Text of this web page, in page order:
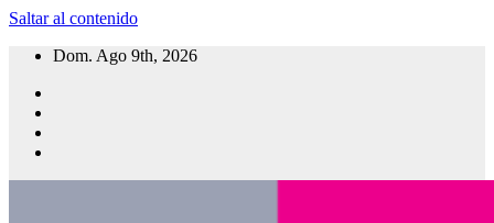
Saltar al contenido
Dom. Ago 9th, 2026